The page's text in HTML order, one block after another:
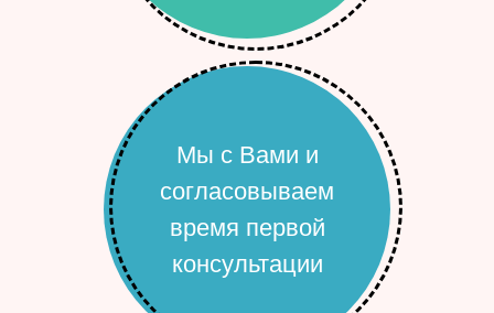
Мы с Вами и
согласовываем
время первой
консультации